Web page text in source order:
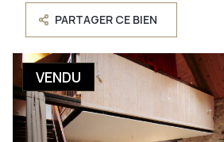
PARTAGER CE BIEN
VENDU